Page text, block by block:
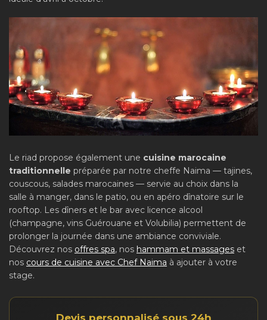
Le riad propose également une cuisine marocaine
traditionnelle préparée par notre cheffe Naima — tajines,
couscous, salades marocaines — servie au choix dans la
salle à manger, dans le patio, ou en apéro dînatoire sur le
rooftop. Les dîners et le bar avec licence alcool
(champagne, vins Guérouane et Volubilia) permettent de
prolonger la journée dans une ambiance conviviale.
Découvrez nos offres spa, nos hammam et massages et
nos cours de cuisine avec Chef Naima à ajouter à votre
stage.
Devis personnalisé sous 24h